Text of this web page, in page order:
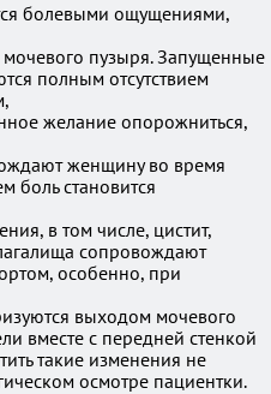
болевыми ощущениями,
пузыря. Запущенные
полным отсутствием
желание опорожниться,
женщину во время
боль становится
в том числе, цистит,
сопровождают
особенно, при
выходом мочевого
вместе с передней стенкой
такие изменения не
осмотре пациентки.